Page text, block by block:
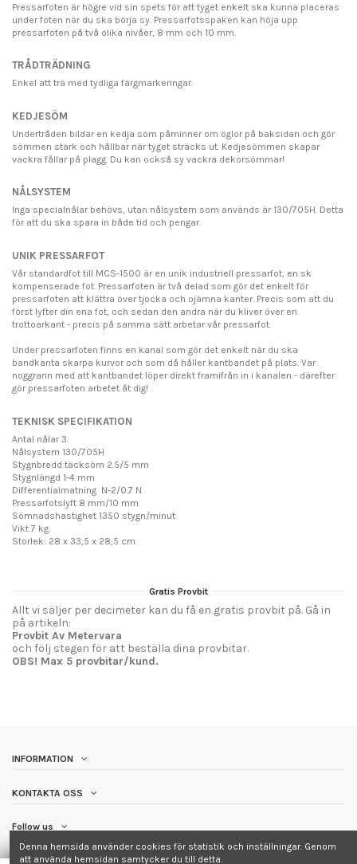
Pressarfoten är högre vid sin spets för att tyget enkelt ska kunna placeras
under foten när du ska börja sy. Pressarfotsspaken kan höja upp
pressarfoten på två olika nivåer, 8 mm och 10 mm.
TRÅDTRÄDNING
Enkel att trä med tydliga färgmarkeringar.
KEDJESÖM
Undertråden bildar en kedja som påminner om öglor på baksidan och gör
sömmen stark och hållbar när tyget sträcks ut. Kedjesömmen skapar
vackra fållar på plagg. Du kan också sy vackra dekorsömmar!
NÅLSYSTEM
Inga specialnålar behövs, utan nålsystem som används är 130/705H. Detta
för att du ska spara in både tid och pengar.
UNIK PRESSARFOT
Vår standardfot till MCS-1500 är en unik industriell pressarfot, en sk
kompenserade fot. Pressarfoten är två delad som gör det enkelt för
pressarfoten att klättra över tjocka och ojämna kanter. Precis som att du
först lyfter din ena fot, och sedan den andra när du kliver över en
trottoarkant - precis på samma sätt arbetar vår pressarfot.
Under pressarfoten finns en kanal som gör det enkelt när du ska
bandkanta skarpa kurvor och som då håller kantbandet på plats. Var
noggrann med att kantbandet löper direkt framifrån in i kanalen - därefter
gör pressarfoten arbetet åt dig!
TEKNISK SPECIFIKATION
Antal nålar 3
Nålsystem 130/705H
Stygnbredd täcksöm 2.5/5 mm
Stygnlängd 1-4 mm
Differentialmatning N-2/0.7 N
Pressarfotslyft 8 mm/10 mm
Sömnadshastighet 1350 stygn/minut
Vikt 7 kg
Storlek: 28 x 33,5 x 28,5 cm
Gratis Provbit
Allt vi säljer per decimeter kan du få en gratis provbit på. Gå in
på artikeln:
Provbit Av Metervara
och följ stegen för att beställa dina provbitar.
OBS! Max 5 provbitar/kund.
INFORMATION
KONTAKTA OSS
Follow us
Denna hemsida använder cookies för statistik och inställningar. Genom
att använda hemsidan samtycker du till detta.